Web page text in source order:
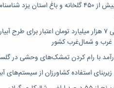
تاکنون بیش از ۴۵۰ گلخانه و باغ استان یزد
پیش‌بینی ۷‌ هزار میلیارد تومان اعتبار برای طرح
و شمال‌غرب کشور
با رام کردن تمشک‌های وحشی در
استفاده کشاورزان از سیستم‌های